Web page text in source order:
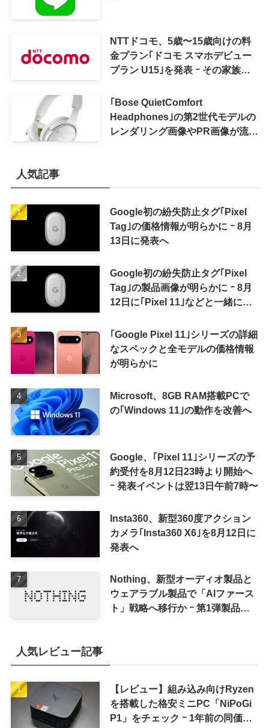
NTTドコモ、5歳〜15歳向けの料
金プラン｢ドコモ スマホデビュー
プラン U15｣を発表 ｰ その家族が
｢Bose QuietComfort
Headphones｣の第2世代モデルの
レンダリング画像やPR画像が流出
人気記事
Google初の紛失防止タグ｢Pixel
Tag｣の価格情報が明らかに ｰ 8月
13日に発表へ
Google初の紛失防止タグ｢Pixel
Tag｣の製品画像が明らかに ｰ 8月
12日に｢Pixel 11｣などと一緒に発
｢Google Pixel 11｣シリーズの詳細
なスペックと全モデルの価格情報
が明らかに
Microsoft、8GB RAM搭載PCで
の｢Windows 11｣の動作を改善へ
Google、｢Pixel 11｣シリーズの予
約受付を8月12日23時より開始へ
ｰ 発表イベントは翌13日午前7時〜
Insta360、新型360度アクション
カメラ｢Insta360 X6｣を8月12日に
発表へ
Nothing、新型オーディオ製品と
ウェアラブル製品で「AIファース
ト」戦略へ移行か ｰ 第1弾製品は
人気レビュー記事
【レビュー】組み込み向けRyzen
を搭載した格安ミニPC「NiPoGi
P1」をチェック ｰ 1年前の同価格